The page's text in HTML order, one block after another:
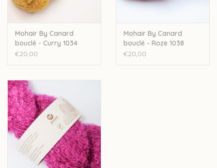
Mohair By Canard
bouclé - Curry 1034
€20,00
Mohair By Canard
bouclé - Roze 1038
€20,00